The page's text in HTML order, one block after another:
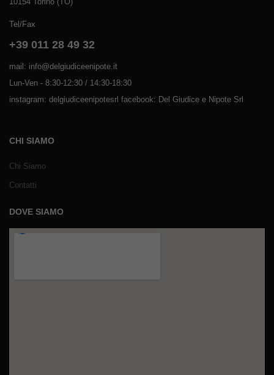
Tel/Fax
+39 011 28 49 32
mail: info@delgiudiceenipote.it
Lun-Ven - 8:30-12:30 / 14:30-18:30
instagram: delgiudiceenipotesrl facebook: Del Giudice e Nipote Srl
CHI SIAMO
Chi Siamo
Contatti
DOVE SIAMO